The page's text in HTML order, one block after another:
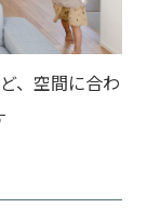
、空間に合わ